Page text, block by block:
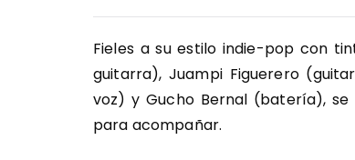
Fieles a su estilo indie-pop con
guitarra), Juampi Figuerero
voz) y Gucho Bernal (batería),
para acompañar.